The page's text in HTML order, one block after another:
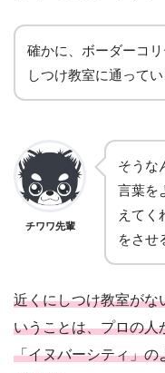
確かに、ボーダーコ
しつけ教室に通って
チワワ先輩
そうな
言葉を
えてく
をさせ
近くにしつけ教室がな
いうことは、プロの人
「イヌバーシティ」の